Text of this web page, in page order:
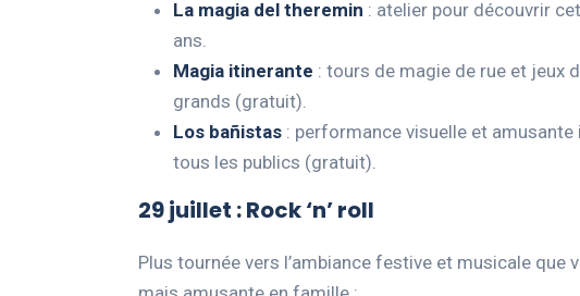
La magia del theremin : atelier pour découvrir
ans.
Magia itinerante : tours de magie de rue et jeux
grands (gratuit).
Los bañistas : performance visuelle et
tous les publics (gratuit).
29 juillet : Rock ‘n’ roll
Plus tournée vers l’ambiance festive et musicale que